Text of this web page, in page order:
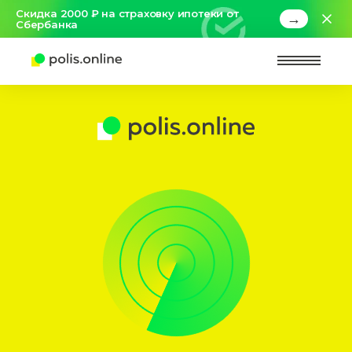
Скидка 2000 ₽ на страховку ипотеки от
Сбербанка
→